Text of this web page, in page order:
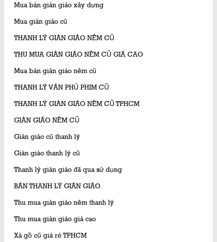
Mua bán giàn giáo xây dựng
Mua giàn giáo cũ
THANH LÝ GIÀN GIÁO NÊM CŨ
THU MUA GIÀN GIÁO NÊM CŨ GIÁ CAO
Mua bán giàn giáo nêm cũ
THANH LÝ VÁN PHỦ PHIM CŨ
THANH LÝ GIÀN GIÁO NÊM CŨ TPHCM
GIÀN GIÁO NÊM CŨ
Giàn giáo cũ thanh lý
Giàn giáo thanh lý cũ
Thanh lý giàn giáo đã qua sử dụng
BÁN THANH LÝ GIÀN GIÁO
Thu mua giàn giáo nêm thanh lý
Thu mua giàn giáo giá cao
Xà gồ cũ giá rẻ TPHCM